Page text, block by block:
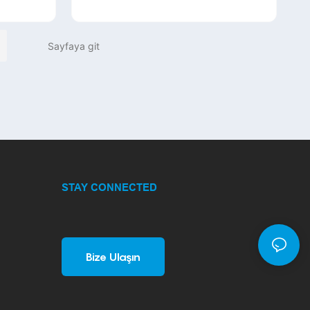
Bilgisayar İçin
STAY CONNECTED
Bize Ulaşın